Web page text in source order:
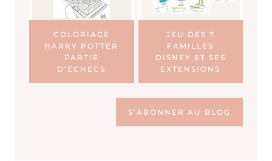
COLORIAGE
HARRY POTTER
PARTIE
D’ÉCHECS
JEU DES 7
FAMILLES
DISNEY ET SES
EXTENSIONS
S’ABONNER AU BLOG